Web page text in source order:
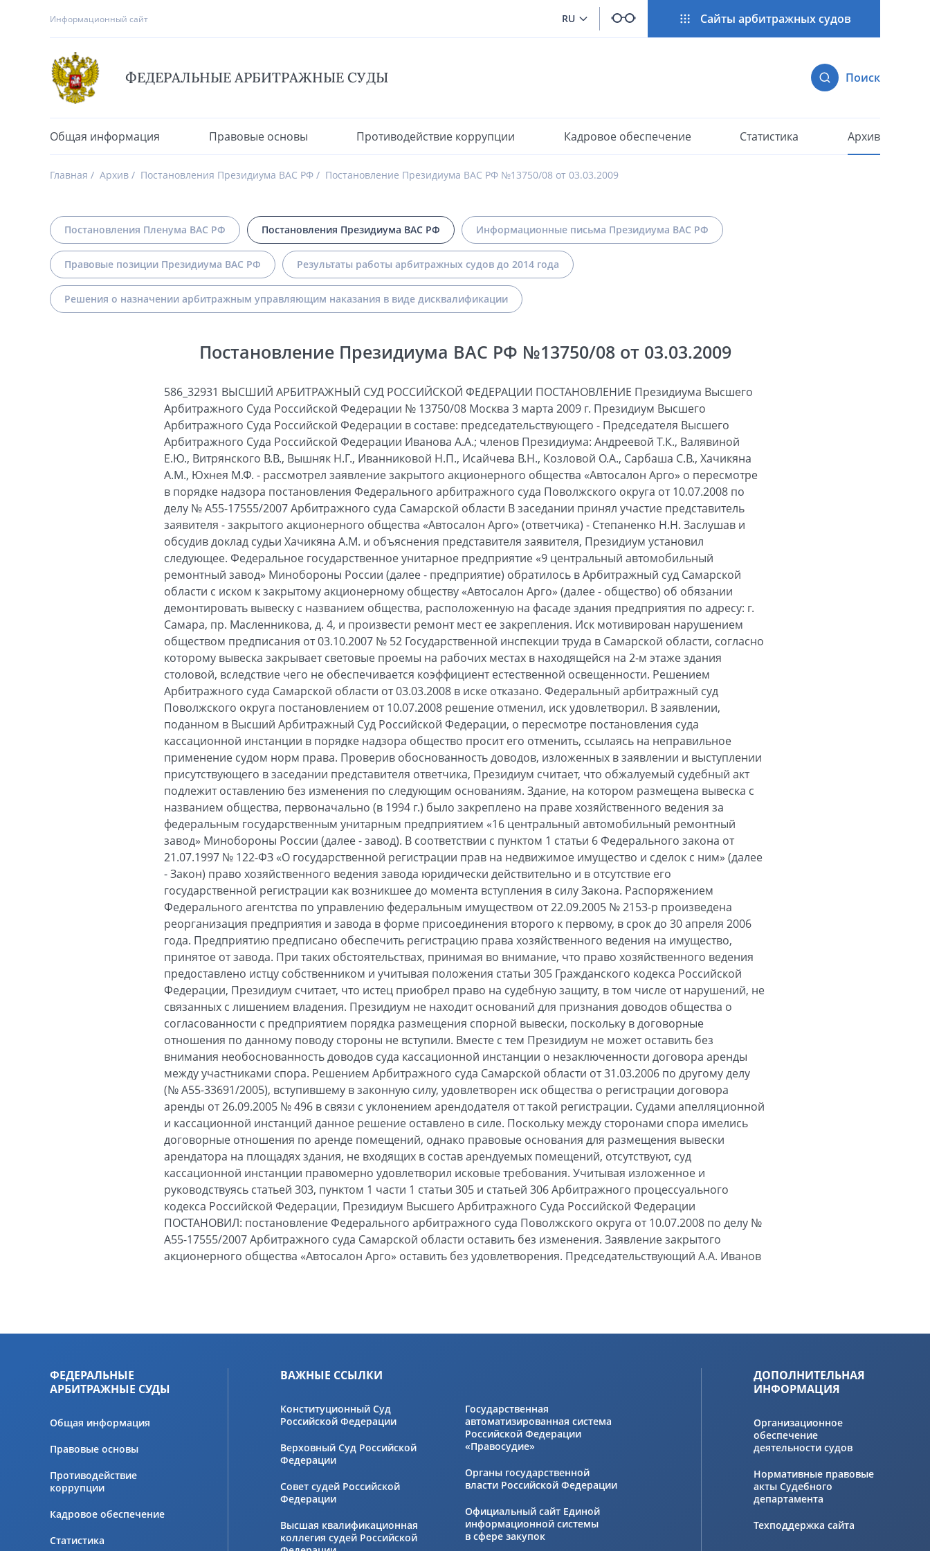
Информационный сайт RU Сайты арбитражных судов
ФЕДЕРАЛЬНЫЕ АРБИТРАЖНЫЕ СУДЫ Поиск
Общая информация Правовые основы Противодействие коррупции Кадровое обеспечение Статистика Архив
Главная Архив Постановления Президиума ВАС РФ Постановление Президиума ВАС РФ №13750/08 от 03.03.2009
Постановления Пленума ВАС РФ Постановления Президиума ВАС РФ Информационные письма Президиума ВАС РФ
Правовые позиции Президиума ВАС РФ Результаты работы арбитражных судов до 2014 года
Решения о назначении арбитражным управляющим наказания в виде дисквалификации
Постановление Президиума ВАС РФ №13750/08 от 03.03.2009
586_32931 ВЫСШИЙ АРБИТРАЖНЫЙ СУД РОССИЙСКОЙ ФЕДЕРАЦИИ ПОСТАНОВЛЕНИЕ Президиума Высшего
Арбитражного Суда Российской Федерации № 13750/08 Москва 3 марта 2009 г. Президиум Высшего
Арбитражного Суда Российской Федерации в составе: председательствующего - Председателя Высшего
Арбитражного Суда Российской Федерации Иванова А.А.; членов Президиума: Андреевой Т.К., Валявиной
Е.Ю., Витрянского В.В., Вышняк Н.Г., Иванниковой Н.П., Исайчева В.Н., Козловой О.А., Сарбаша С.В., Хачикяна
А.М., Юхнея М.Ф. - рассмотрел заявление закрытого акционерного общества «Автосалон Арго» о пересмотре
в порядке надзора постановления Федерального арбитражного суда Поволжского округа от 10.07.2008 по
делу № А55-17555/2007 Арбитражного суда Самарской области В заседании принял участие представитель
заявителя - закрытого акционерного общества «Автосалон Арго» (ответчика) - Степаненко Н.Н. Заслушав и
обсудив доклад судьи Хачикяна А.М. и объяснения представителя заявителя, Президиум установил
следующее. Федеральное государственное унитарное предприятие «9 центральный автомобильный
ремонтный завод» Минобороны России (далее - предприятие) обратилось в Арбитражный суд Самарской
области с иском к закрытому акционерному обществу «Автосалон Арго» (далее - общество) об обязании
демонтировать вывеску с названием общества, расположенную на фасаде здания предприятия по адресу: г.
Самара, пр. Масленникова, д. 4, и произвести ремонт мест ее закрепления. Иск мотивирован нарушением
обществом предписания от 03.10.2007 № 52 Государственной инспекции труда в Самарской области, согласно
которому вывеска закрывает световые проемы на рабочих местах в находящейся на 2-м этаже здания
столовой, вследствие чего не обеспечивается коэффициент естественной освещенности. Решением
Арбитражного суда Самарской области от 03.03.2008 в иске отказано. Федеральный арбитражный суд
Поволжского округа постановлением от 10.07.2008 решение отменил, иск удовлетворил. В заявлении,
поданном в Высший Арбитражный Суд Российской Федерации, о пересмотре постановления суда
кассационной инстанции в порядке надзора общество просит его отменить, ссылаясь на неправильное
применение судом норм права. Проверив обоснованность доводов, изложенных в заявлении и выступлении
присутствующего в заседании представителя ответчика, Президиум считает, что обжалуемый судебный акт
подлежит оставлению без изменения по следующим основаниям. Здание, на котором размещена вывеска с
названием общества, первоначально (в 1994 г.) было закреплено на праве хозяйственного ведения за
федеральным государственным унитарным предприятием «16 центральный автомобильный ремонтный
завод» Минобороны России (далее - завод). В соответствии с пунктом 1 статьи 6 Федерального закона от
21.07.1997 № 122-ФЗ «О государственной регистрации прав на недвижимое имущество и сделок с ним» (далее
- Закон) право хозяйственного ведения завода юридически действительно и в отсутствие его
государственной регистрации как возникшее до момента вступления в силу Закона. Распоряжением
Федерального агентства по управлению федеральным имуществом от 22.09.2005 № 2153-р произведена
реорганизация предприятия и завода в форме присоединения второго к первому, в срок до 30 апреля 2006
года. Предприятию предписано обеспечить регистрацию права хозяйственного ведения на имущество,
принятое от завода. При таких обстоятельствах, принимая во внимание, что право хозяйственного ведения
предоставлено истцу собственником и учитывая положения статьи 305 Гражданского кодекса Российской
Федерации, Президиум считает, что истец приобрел право на судебную защиту, в том числе от нарушений, не
связанных с лишением владения. Президиум не находит оснований для признания доводов общества о
согласованности с предприятием порядка размещения спорной вывески, поскольку в договорные
отношения по данному поводу стороны не вступили. Вместе с тем Президиум не может оставить без
внимания необоснованность доводов суда кассационной инстанции о незаключенности договора аренды
между участниками спора. Решением Арбитражного суда Самарской области от 31.03.2006 по другому делу
(№ А55-33691/2005), вступившему в законную силу, удовлетворен иск общества о регистрации договора
аренды от 26.09.2005 № 496 в связи с уклонением арендодателя от такой регистрации. Судами апелляционной
и кассационной инстанций данное решение оставлено в силе. Поскольку между сторонами спора имелись
договорные отношения по аренде помещений, однако правовые основания для размещения вывески
арендатора на площадях здания, не входящих в состав арендуемых помещений, отсутствуют, суд
кассационной инстанции правомерно удовлетворил исковые требования. Учитывая изложенное и
руководствуясь статьей 303, пунктом 1 части 1 статьи 305 и статьей 306 Арбитражного процессуального
кодекса Российской Федерации, Президиум Высшего Арбитражного Суда Российской Федерации
ПОСТАНОВИЛ: постановление Федерального арбитражного суда Поволжского округа от 10.07.2008 по делу №
А55-17555/2007 Арбитражного суда Самарской области оставить без изменения. Заявление закрытого
акционерного общества «Автосалон Арго» оставить без удовлетворения. Председательствующий А.А. Иванов
ФЕДЕРАЛЬНЫЕ
АРБИТРАЖНЫЕ СУДЫ
Общая информация
Правовые основы
Противодействие
коррупции
Кадровое обеспечение
Статистика
ВАЖНЫЕ ССЫЛКИ
Конституционный Суд
Российской Федерации
Верховный Суд Российской
Федерации
Совет судей Российской
Федерации
Высшая квалификационная
коллегия судей Российской
Государственная
автоматизированная система
Российской Федерации
«Правосудие»
Органы государственной
власти Российской Федерации
Официальный сайт Единой
информационной системы
в сфере закупок
ДОПОЛНИТЕЛЬНАЯ
ИНФОРМАЦИЯ
Организационное
обеспечение
деятельности судов
Нормативные правовые
акты Судебного
департамента
Техподдержка сайта